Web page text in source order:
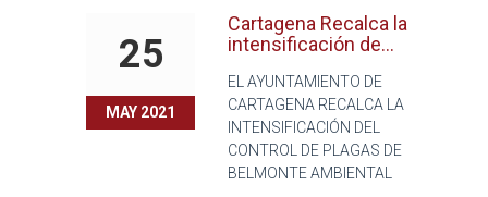
25
MAY 2021
Cartagena Recalca la
intensificación de...
EL AYUNTAMIENTO DE
CARTAGENA RECALCA LA
INTENSIFICACIÓN DEL
CONTROL DE PLAGAS DE
BELMONTE AMBIENTAL